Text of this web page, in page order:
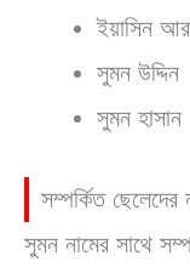
ইয়াসিন
সুমন উদ্দিন
সুমন হাসান
সম্পর্কিত ছেলেদের
সুমন নামের সাথে